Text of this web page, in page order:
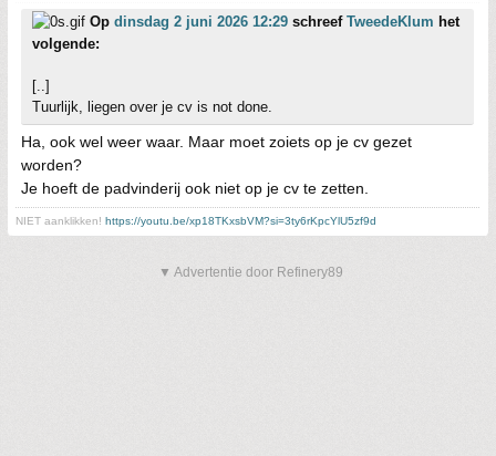
Op dinsdag 2 juni 2026 12:29 schreef TweedeKlum het
volgende:
[..]
Tuurlijk, liegen over je cv is not done.
Ha, ook wel weer waar. Maar moet zoiets op je cv gezet
worden?
Je hoeft de padvinderij ook niet op je cv te zetten.
NIET aanklikken! https://youtu.be/xp18TKxsbVM?si=3ty6rKpcYlU5zf9d
▼ Advertentie door Refinery89